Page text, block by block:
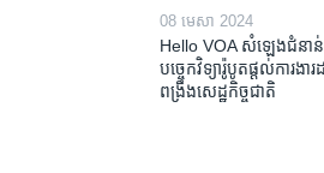
08 មេសា 2024
Hello VOA សំឡេង​ជំនាន់​
បច្ចេកវិទ្យា​រ៉ូបូត​ផ្តល់​ការ
ពង្រឹង​​សេដ្ឋកិច្ច​ជាតិ​​​​​​